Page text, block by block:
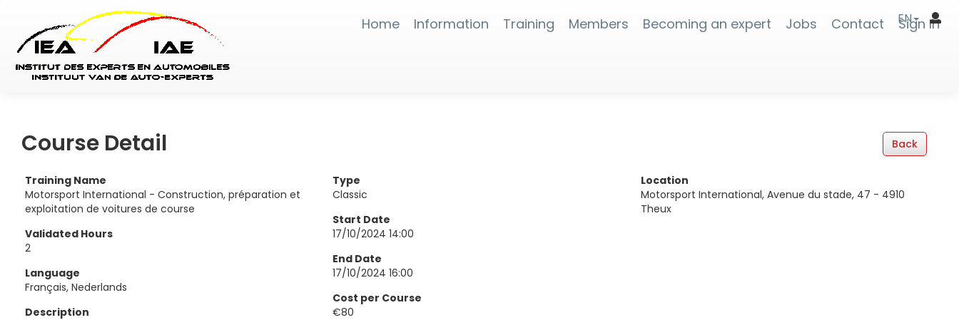
Home Information Training Members Becoming an expert Jobs Contact Sign In
EN
Course Detail
Training Name
Motorsport International - Construction, préparation et
exploitation de voitures de course
Validated Hours
2
Language
Français, Nederlands
Description
Type
Classic
Start Date
17/10/2024 14:00
End Date
17/10/2024 16:00
Cost per Course
€80
Location
Motorsport International, Avenue du stade, 47 - 4910
Theux